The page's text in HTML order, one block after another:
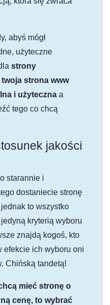
abyś mógł
użyteczne
strony
twoja strona www
i użyteczna a
tego co chcą
jakości
starannie i
dostaniecie stronę
jednak to wszystko
kryterią wyboru
znajdą kogoś, kto
efekcie ich wyboru oni
Chińską tandetą!
mieć stronę o
cenę, to wybrać